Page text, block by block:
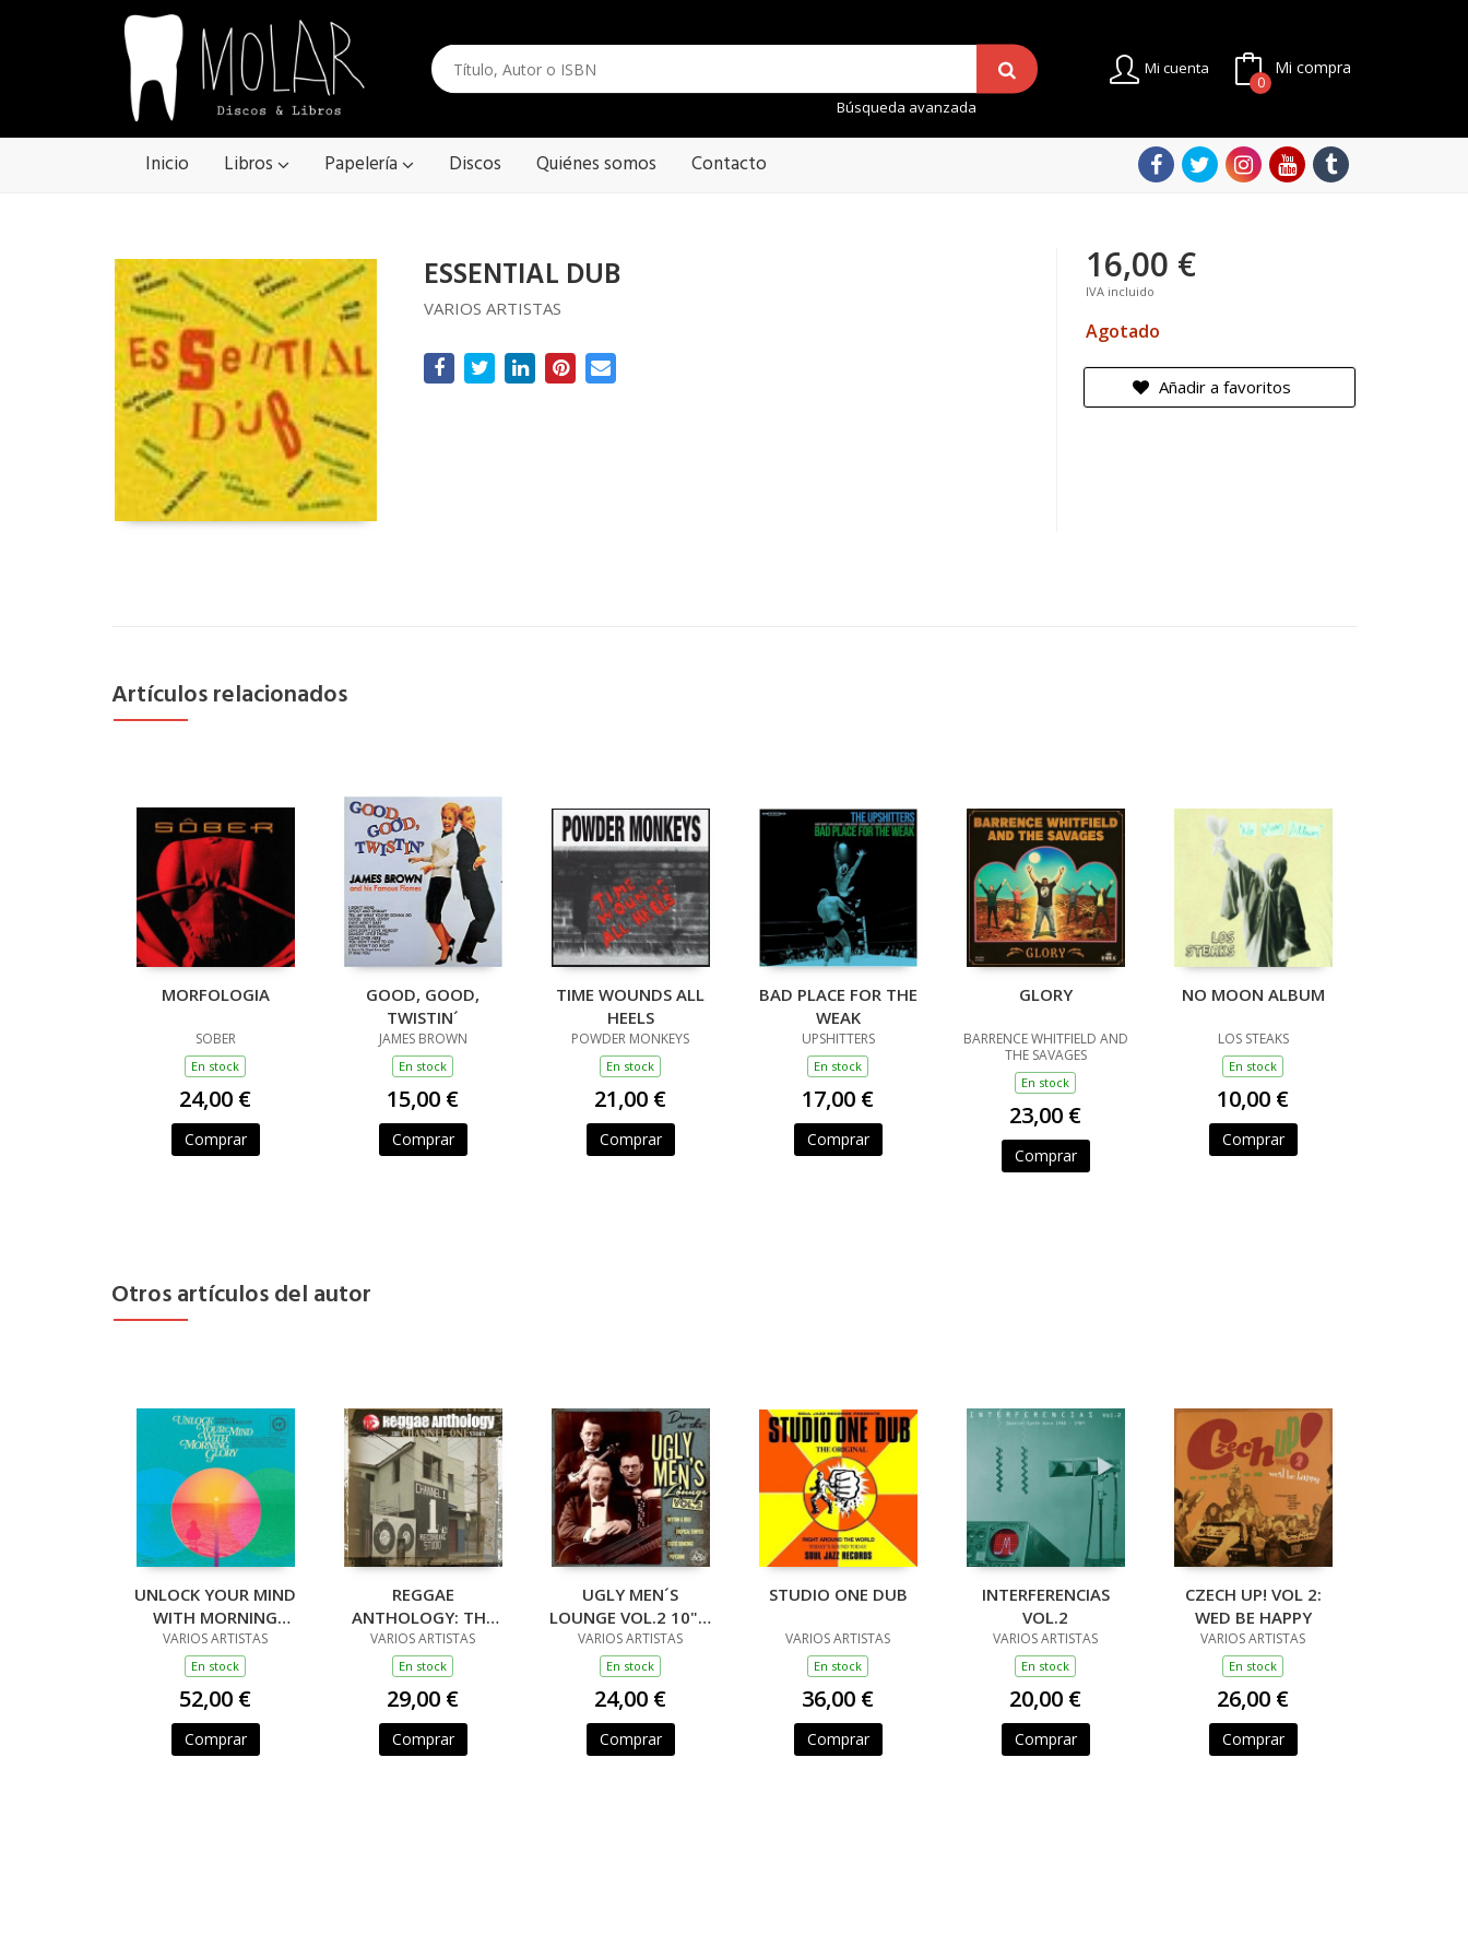
Búsqueda avanzada
Mi cuenta Mi compra
0
Inicio Libros Papelería Discos Quiénes somos Contacto
ESSENTIAL DUB
VARIOS ARTISTAS
16,00 €
IVA incluido
Agotado
Añadir a favoritos
Artículos relacionados
MORFOLOGIA
SOBER
En stock
24,00 €
Comprar
GOOD, GOOD,
TWISTIN´
JAMES BROWN
En stock
15,00 €
Comprar
TIME WOUNDS ALL
HEELS
POWDER MONKEYS
En stock
21,00 €
Comprar
BAD PLACE FOR THE
WEAK
UPSHITTERS
En stock
17,00 €
Comprar
GLORY
BARRENCE WHITFIELD AND
THE SAVAGES
En stock
23,00 €
Comprar
NO MOON ALBUM
LOS STEAKS
En stock
10,00 €
Comprar
Otros artículos del autor
UNLOCK YOUR MIND
WITH MORNING
GLORY: COMPILED
BY JAMES ENDEACOT
(2LP)T
VARIOS ARTISTAS
En stock
52,00 €
Comprar
REGGAE
ANTHOLOGY: THE
CHANNEL ONE
STORY (3LP)
VARIOS ARTISTAS
En stock
29,00 €
Comprar
UGLY MEN´S
LOUNGE VOL.2 10" +
CD
VARIOS ARTISTAS
En stock
24,00 €
Comprar
STUDIO ONE DUB
VARIOS ARTISTAS
En stock
36,00 €
Comprar
INTERFERENCIAS
VOL.2
VARIOS ARTISTAS
En stock
20,00 €
Comprar
CZECH UP! VOL 2:
WED BE HAPPY
VARIOS ARTISTAS
En stock
26,00 €
Comprar